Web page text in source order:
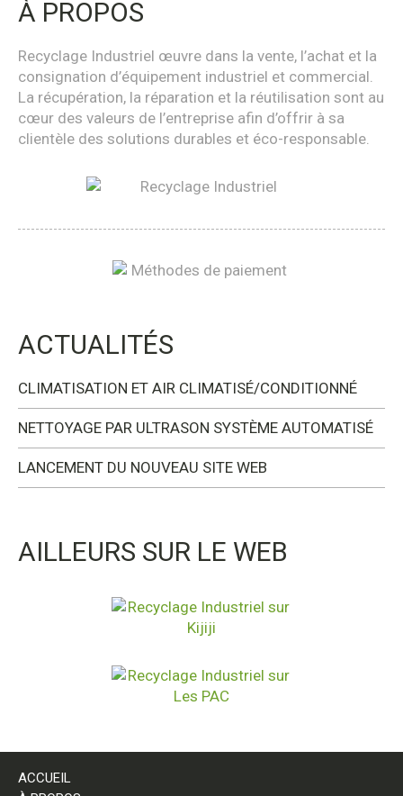
À PROPOS
Recyclage Industriel œuvre dans la vente, l’achat et la
consignation d’équipement industriel et commercial.
La récupération, la réparation et la réutilisation sont au
cœur des valeurs de l’entreprise afin d’offrir à sa
clientèle des solutions durables et éco-responsable.
ACTUALITÉS
CLIMATISATION ET AIR CLIMATISÉ/CONDITIONNÉ
NETTOYAGE PAR ULTRASON SYSTÈME AUTOMATISÉ
LANCEMENT DU NOUVEAU SITE WEB
AILLEURS SUR LE WEB
ACCUEIL